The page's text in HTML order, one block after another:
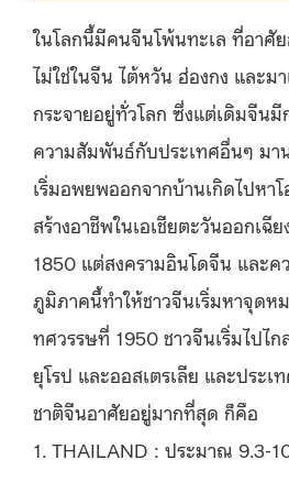
ในโลกนี้มีคนจีนโพ้นทะเล ที่อาศั
ไม่ใช่ในจีน ไต้หวัน ฮ่องกง และม
กระจายอยู่ทั่วโลก ซึ่งแต่เดิมจีนมี
ความสัมพันธ์กับประเทศอื่นๆ มา
เริ่มอพยพออกจากบ้านเกิดไปหาโ
สร้างอาชีพในเอเชียตะวันออกเฉี
1850 แต่สงครามอินโดจีน และค
ภูมิภาคนี้ทำให้ชาวจีนเริ่มหาจุดห
ทศวรรษที่ 1950 ชาวจีนเริ่มไปไ
ยุโรป และออสเตรเลีย และประเ
ชาติจีนอาศัยอยู่มากที่สุด ก็คือ
1. THAILAND : ประมาณ 9.3-